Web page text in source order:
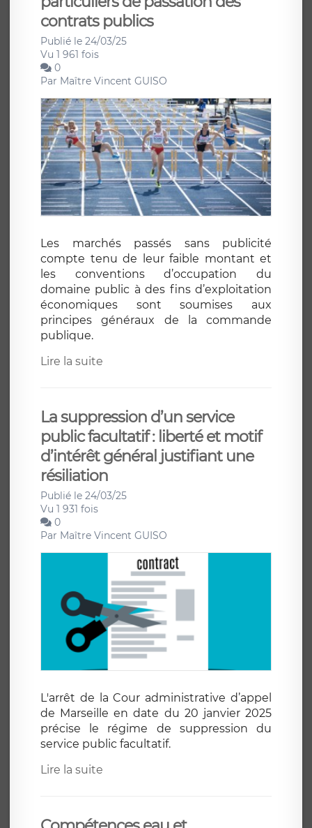
contrats publics
Publié le 24/03/25
Vu 1 961 fois
0
Par Maître Vincent GUISO
Les marchés passés sans publicité
compte tenu de leur faible montant et
les conventions d’occupation du
domaine public à des fins d’exploitation
économiques sont soumises aux
principes généraux de la commande
publique.
Lire la suite
La suppression d’un service
public facultatif : liberté et motif
d’intérêt général justifiant une
résiliation
Publié le 24/03/25
Vu 1 931 fois
0
Par Maître Vincent GUISO
L'arrêt de la Cour administrative d’appel
de Marseille en date du 20 janvier 2025
précise le régime de suppression du
service public facultatif.
Lire la suite